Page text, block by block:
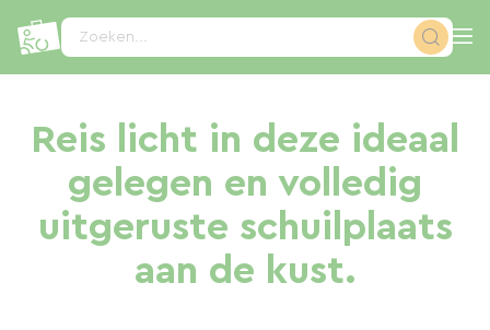
Zoeken...
Reis licht in deze ideaal
gelegen en volledig
uitgeruste schuilplaats
aan de kust.
Cookies beheer paneel